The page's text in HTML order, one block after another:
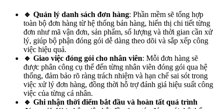
🔹 Quản lý danh sách đơn hàng: Phần mềm sẽ tổng hợp
toàn bộ đơn hàng từ hệ thống bán hàng, hiển thị chi tiết từng
đơn như mã vận đơn, sản phẩm, số lượng và thời gian cần xử
lý, giúp bộ phận đóng gói dễ dàng theo dõi và sắp xếp công
việc hiệu quả.
🔹 Giao việc đóng gói cho nhân viên: Mỗi đơn hàng sẽ
được phân công cụ thể đến từng nhân viên đóng gói qua hệ
thống, đảm bảo rõ ràng trách nhiệm và hạn chế sai sót trong
việc xử lý đơn hàng, đồng thời hỗ trợ đánh giá hiệu suất công
việc của từng cá nhân.
🔹 Ghi nhận thời điểm bắt đầu và hoàn tất quá trình